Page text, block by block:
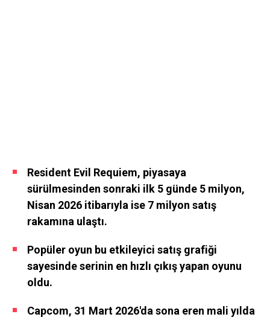
Resident Evil Requiem, piyasaya
sürülmesinden sonraki ilk 5 günde 5 milyon,
Nisan 2026 itibarıyla ise 7 milyon satış
rakamına ulaştı.
Popüler oyun bu etkileyici satış grafiği
sayesinde serinin en hızlı çıkış yapan oyunu
oldu.
Capcom, 31 Mart 2026'da sona eren mali yılda